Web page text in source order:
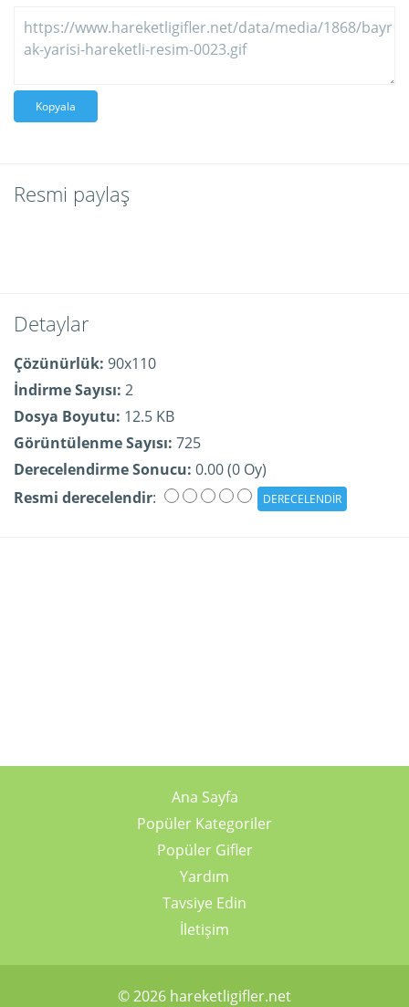
Kopyala
Resmi paylaş
Detaylar
Çözünürlük: 90x110
İndirme Sayısı: 2
Dosya Boyutu: 12.5 KB
Görüntülenme Sayısı: 725
Derecelendirme Sonucu: 0.00 (0 Oy)
Resmi derecelendir:
Ana Sayfa
Popüler Kategoriler
Popüler Gifler
Yardım
Tavsiye Edin
İletişim
© 2026 hareketligifler.net